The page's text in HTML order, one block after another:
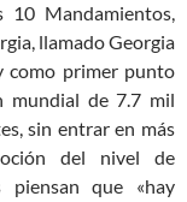
10 Mandamientos,
llamado Georgia
como primer punto
mundial de 7.7 mil
sin entrar en más
del nivel de
piensan que «hay